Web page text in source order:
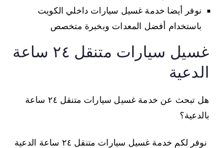
نوفر أيضا خدمة غسيل سيارات داخلي الكويت
باستخدام أفضل المعدات وبخبرة متخصص
غسيل سيارات متنقل ٢٤ ساعة
الدعية
هل تبحث عن خدمة غسيل سيارات متنقل ٢٤ ساعة
بالدعية؟
نوفر لكم خدمة غسيل سيارات متنقل ٢٤ ساعة الدعية